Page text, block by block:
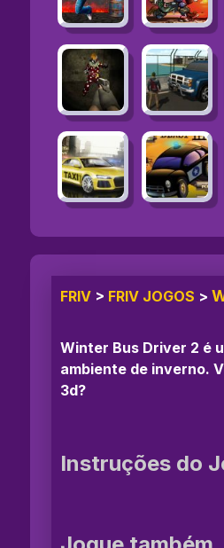
FRIV > FRIV JOGOS >
Winter Bus Driver 2 é
ambiente de inverno.
3d?
Instruções do